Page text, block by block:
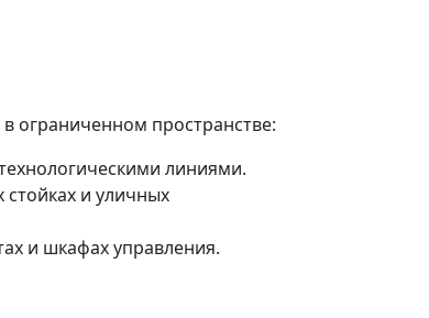
ограниченном пространстве:
линиями.
и уличных
и шкафах управления.